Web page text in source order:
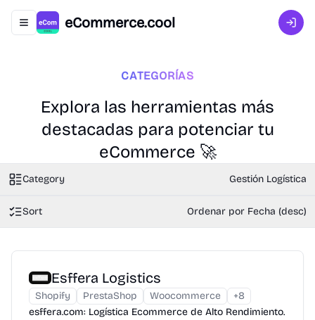
Abrir menú de navegación
eCommerce.cool
CATEGORÍAS
Explora las herramientas más
destacadas para potenciar tu
eCommerce 🚀
Category Gestión Logística
Sort Ordenar por Fecha (desc)
Esffera Logistics
Shopify PrestaShop Woocommerce +8
esffera.com: Logística Ecommerce de Alto Rendimiento.